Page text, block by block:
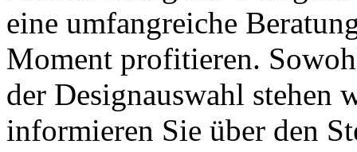
eine umfangreiche
Moment profitieren.
der Designauswahl stehen
informieren Sie über den